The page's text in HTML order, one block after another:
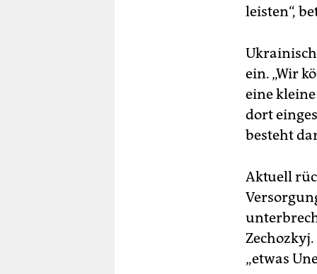
leisten“,
ein. „Wir
eine
dort
besteht
Aktuell
„etwas